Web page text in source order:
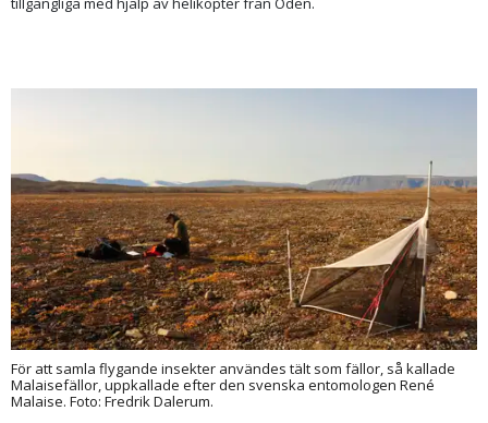
För att samla flygande insekter användes tält som fällor, så kallade
Malaisefällor, uppkallade efter den svenska entomologen René
Malaise. Foto: Fredrik Dalerum.